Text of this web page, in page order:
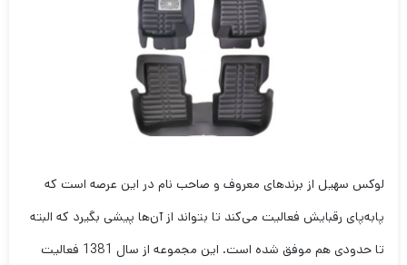
لوکس سهیل از برندهای معروف و صاحب نام در این عرصه است که
پابه‌پای رقبایش فعالیت می‌کند تا بتواند از آن‌ها پیشی بگیرد که البته
تا حدودی هم موفق شده است. این مجموعه از سال 1381 فعالیت